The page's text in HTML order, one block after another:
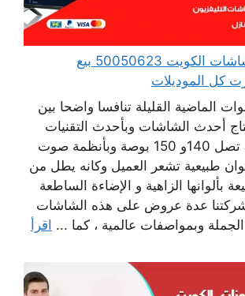
بيع تلفزيونات شاشات الكويت 50050623 بيع
كل الموديلات
الماضية القليلة تنافسا واضحا بين
أحدث الشاشات وبأحدث التقنيات
وبأحجام متنوعة تصل 140و 150 بوصة وبأنظمة صوت
طبيعية تشعر العميل وكانه يطل من
بألوانها الزاهية و الإضاءة الساطعة
شركتنا عدة عروض على هذه الشاشات
وبمواصفات عالمية ، كما ... اقرأ